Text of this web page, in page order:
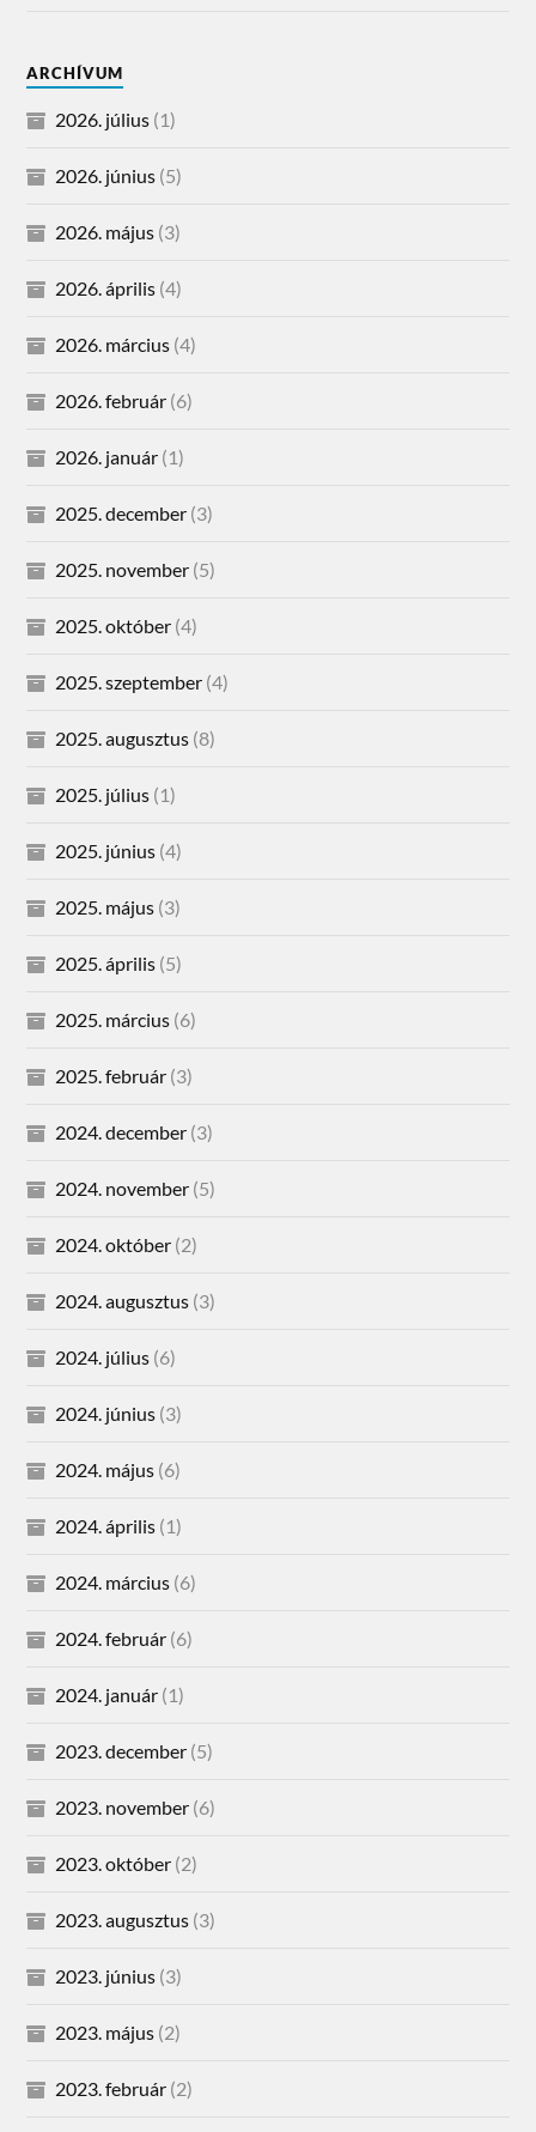
ARCHÍVUM
2026. július (1)
2026. június (5)
2026. május (3)
2026. április (4)
2026. március (4)
2026. február (6)
2026. január (1)
2025. december (3)
2025. november (5)
2025. október (4)
2025. szeptember (4)
2025. augusztus (8)
2025. július (1)
2025. június (4)
2025. május (3)
2025. április (5)
2025. március (6)
2025. február (3)
2024. december (3)
2024. november (5)
2024. október (2)
2024. augusztus (3)
2024. július (6)
2024. június (3)
2024. május (6)
2024. április (1)
2024. március (6)
2024. február (6)
2024. január (1)
2023. december (5)
2023. november (6)
2023. október (2)
2023. augusztus (3)
2023. június (3)
2023. május (2)
2023. február (2)